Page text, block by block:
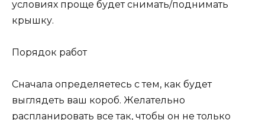
условиях проще будет снимать/поднимать
крышку.
Порядок работ
Сначала определяетесь с тем, как будет
выглядеть ваш короб. Желательно
распланировать все так, чтобы он не только